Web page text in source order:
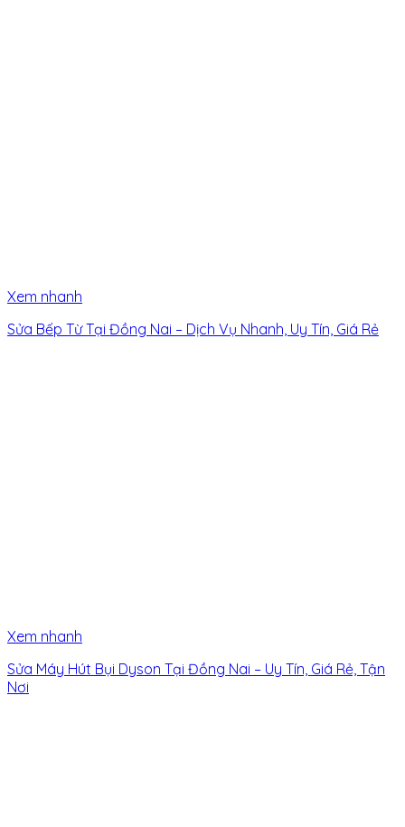
Xem nhanh
Sửa Bếp Từ Tại Đồng Nai – Dịch Vụ Nhanh, Uy Tín, Giá Rẻ
Xem nhanh
Sửa Máy Hút Bụi Dyson Tại Đồng Nai – Uy Tín, Giá Rẻ, Tận
Nơi